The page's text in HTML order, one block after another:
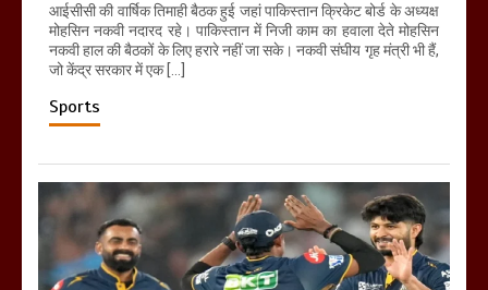
आईसीसी की वार्षिक तिमाही बैठक हुई जहां पाकिस्तान क्रिकेट बोर्ड के अध्यक्ष
मोहसिन नकवी नदारद रहे। पाकिस्तान में निजी काम का हवाला देते मोहसिन
नकवी हाल की बैठकों के लिए हरारे नहीं जा सके। नकवी संघीय गृह मंत्री भी हैं,
जो केंद्र सरकार में एक […]
Sports